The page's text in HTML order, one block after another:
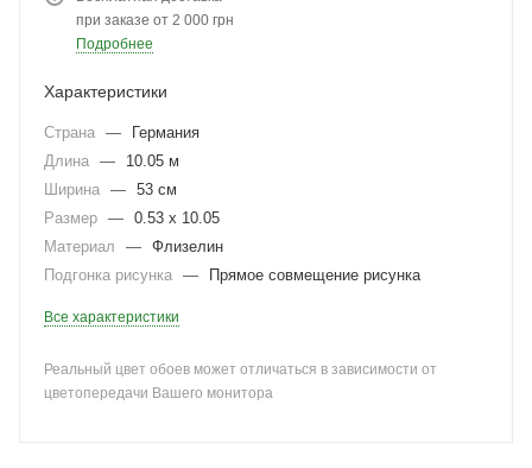
при заказе от 2 000 грн
Подробнее
Характеристики
Страна —
Германия
Длина —
10.05 м
Ширина — 53 см
Размер — 0.53 x 10.05
Материал
— Флизелин
Подгонка рисунка — Прямое совмещение рисунка
Все характеристики
Реальный цвет обоев может отличаться в зависимости от
цветопередачи Вашего монитора